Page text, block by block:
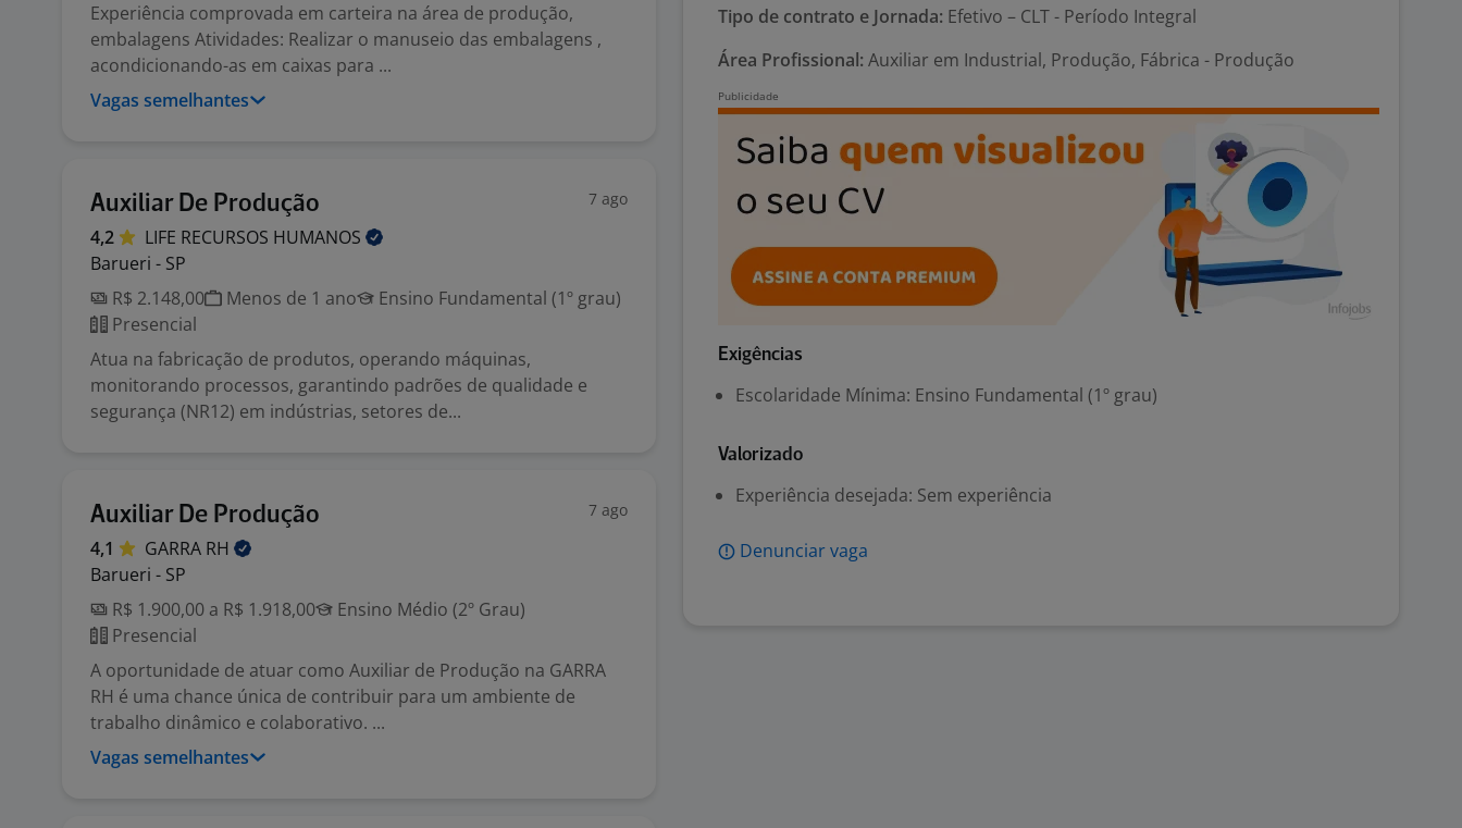
Experiência comprovada em carteira na área de produção,
embalagens Atividades: Realizar o manuseio das embalagens ,
acondicionando-as em caixas para ...
Vagas semelhantes
Auxiliar De Produção 7 ago
4,2 LIFE RECURSOS HUMANOS
Barueri - SP
R$ 2.148,00
Menos de 1 ano
Ensino Fundamental (1º grau)
Presencial
Atua na fabricação de produtos, operando máquinas,
monitorando processos, garantindo padrões de qualidade e
segurança (NR12) em indústrias, setores de...
Auxiliar De Produção 7 ago
4,1 GARRA RH
Barueri - SP
R$ 1.900,00 a R$ 1.918,00
Ensino Médio (2º Grau)
Presencial
A oportunidade de atuar como Auxiliar de Produção na GARRA
RH é uma chance única de contribuir para um ambiente de
trabalho dinâmico e colaborativo. ...
Vagas semelhantes
Tipo de contrato e Jornada: Efetivo – CLT - Período Integral
Área Profissional: Auxiliar em Industrial, Produção, Fábrica - Produção
Exigências
Escolaridade Mínima: Ensino Fundamental (1º grau)
Valorizado
Experiência desejada: Sem experiência
Denunciar vaga